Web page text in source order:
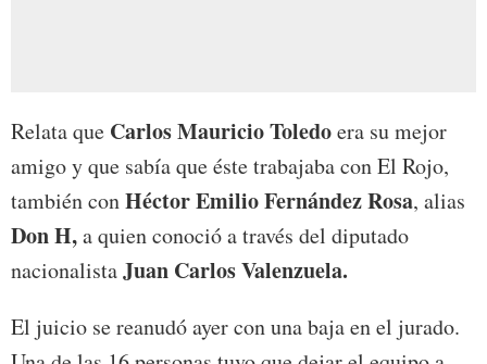
Relata que Carlos Mauricio Toledoera su mejor
amigo y que sabía que éste trabajaba con El Rojo,
también conHéctor Emilio Fernández Rosa, alias
Don H,a quien conoció a través del diputado
nacionalistaJuan Carlos Valenzuela.
El juicio se reanudó ayer con una baja en el jurado.